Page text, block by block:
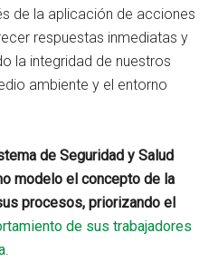
de la aplicación de acciones
respuestas inmediatas y
la integridad de nuestros
ambiente y el entorno
de Seguridad y Salud
modelo el concepto de la
procesos, priorizando el
de sus trabajadores
.